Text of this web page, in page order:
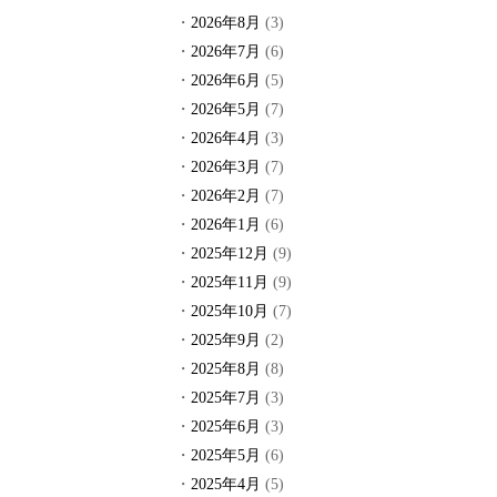
2026年8月 (3)
2026年7月 (6)
2026年6月 (5)
2026年5月 (7)
2026年4月 (3)
2026年3月 (7)
2026年2月 (7)
2026年1月 (6)
2025年12月 (9)
2025年11月 (9)
2025年10月 (7)
2025年9月 (2)
2025年8月 (8)
2025年7月 (3)
2025年6月 (3)
2025年5月 (6)
2025年4月 (5)